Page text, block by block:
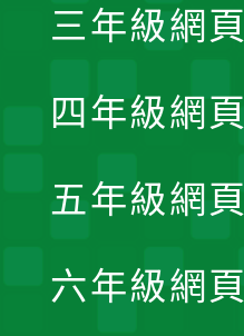
三年級網頁
四年級網頁
五年級網頁
六年級網頁